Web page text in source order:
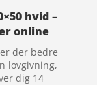
hvid –
online
der bedre
lovgivning,
dig 14